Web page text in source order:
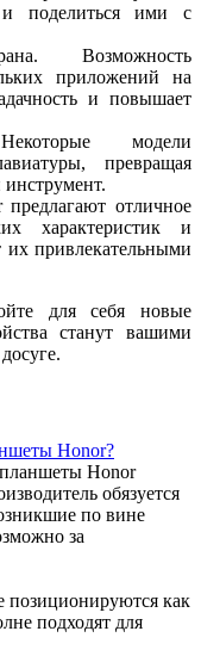
и поделиться ими с
Возможность
приложений на
и повышает
модели
превращая
отличное
характеристик и
их привлекательными
для себя новые
станут вашими
Honor?
планшеты Honor
обязуется
по вине
за
позиционируются как
подходят для